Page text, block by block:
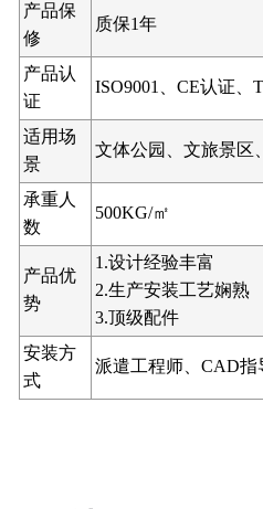
产品保
修
质保1年
产品认
证
ISO9001、CE认证、
适用场
景
文体公园、文旅景区
承重人
数
500KG/㎡
产品优
势
1.设计经验丰富
2.生产安装工艺娴熟
3.顶级配件
安装方
式
派遣工程师、CAD指